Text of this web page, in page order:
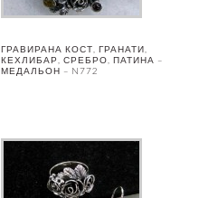
ГРАВИРАНА КОСТ, ГРАНАТИ,
КЕХЛИБАР, СРЕБРО, ПАТИНА –
МЕДАЛЬОН – N772